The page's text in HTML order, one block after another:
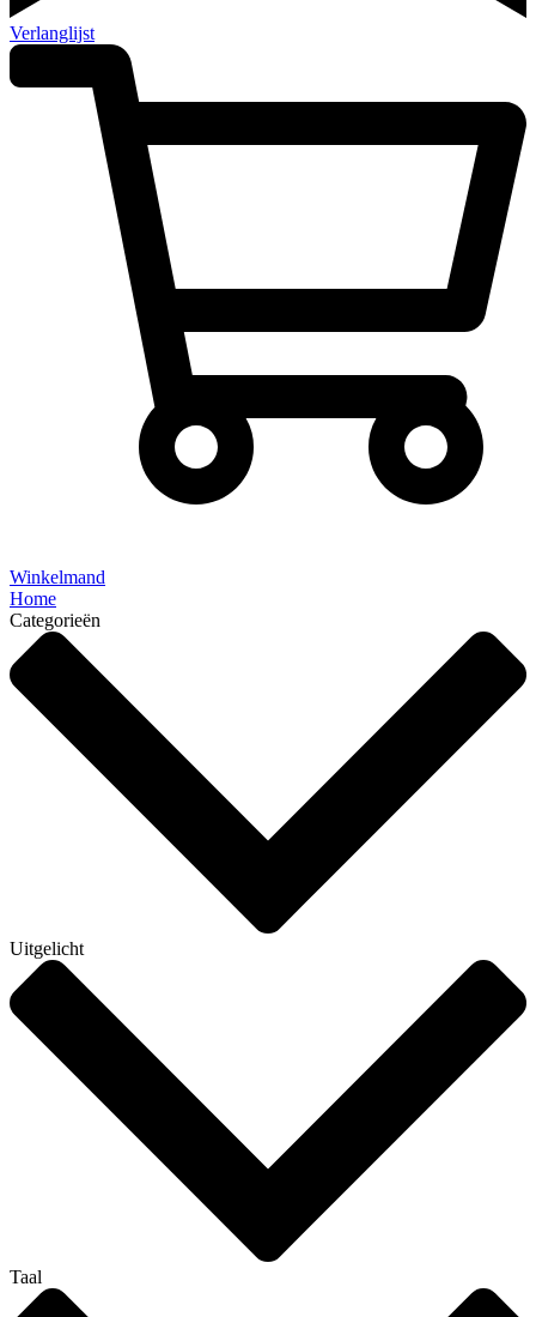
Verlanglijst
Winkelmand
Home
Categorieën
Uitgelicht
Taal